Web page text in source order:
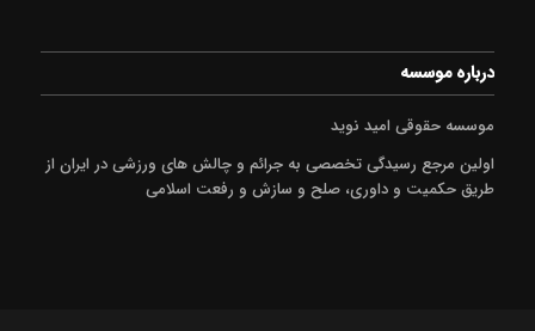
درباره موسسه
موسسه حقوقی امید نوید
اولین مرجع رسیدگی تخصصی به جرائم و چالش های ورزشی در ایران از
طریق حکمیت و داوری، صلح و سازش و رفعت اسلامی